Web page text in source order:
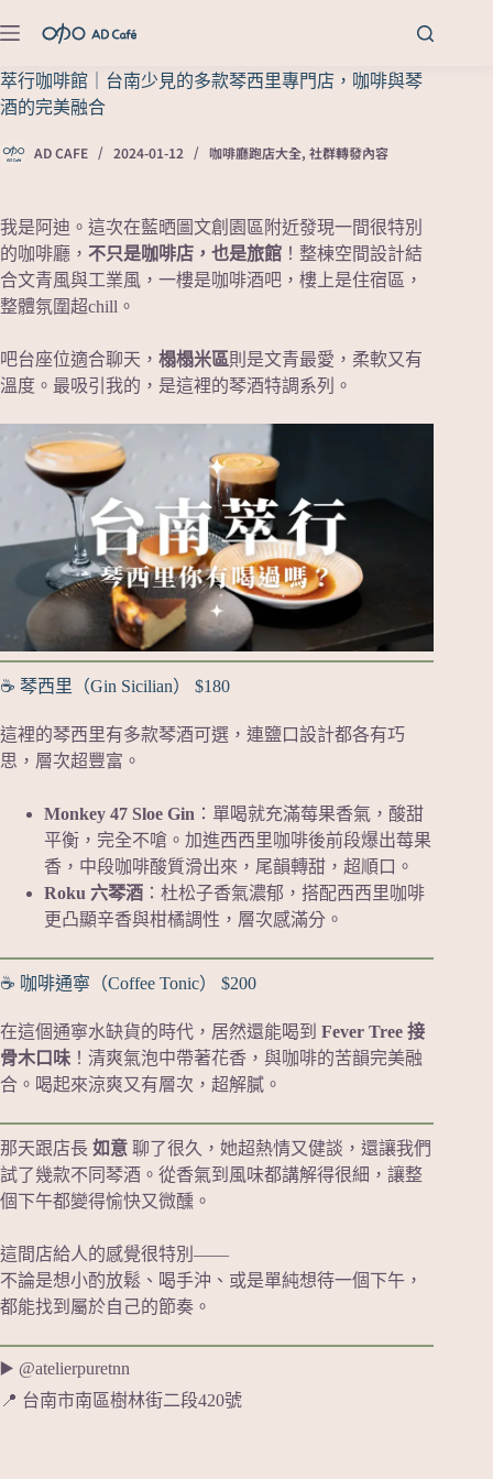
萃行咖啡館｜台南少見的多款琴西里專門店，咖啡與琴
酒的完美融合
AD CAFE 2024-01-12 咖啡廳跑店大全, 社群轉發內容
我是阿迪。這次在藍晒圖文創園區附近發現一間很特別
的咖啡廳， 不只是咖啡店，也是旅館 ！整棟空間設計結
合文青風與工業風，一樓是咖啡酒吧，樓上是住宿區，
整體氛圍超chill。
吧台座位適合聊天， 榻榻米區則是文青最愛，柔軟又有
溫度。最吸引我的，是這裡的琴酒特調系列。
☕️ 琴西里（Gin Sicilian） $180
這裡的琴西里有多款琴酒可選，連鹽口設計都各有巧
思，層次超豐富。
Monkey 47 Sloe Gin ：單喝就充滿莓果香氣，酸甜
平衡，完全不嗆。加進西西里咖啡後前段爆出莓果
香，中段咖啡酸質滑出來，尾韻轉甜，超順口。
Roku 六琴酒 ：杜松子香氣濃郁，搭配西西里咖啡
更凸顯辛香與柑橘調性，層次感滿分。
☕️ 咖啡通寧（Coffee Tonic） $200
在這個通寧水缺貨的時代，居然還能喝到 Fever Tree 接
骨木口味 ！清爽氣泡中帶著花香，與咖啡的苦韻完美融
合。喝起來涼爽又有層次，超解膩。
那天跟店長 如意 聊了很久，她超熱情又健談，還讓我們
試了幾款不同琴酒。從香氣到風味都講解得很細，讓整
個下午都變得愉快又微醺。
這間店給人的感覺很特別——
不論是想小酌放鬆、喝手沖、或是單純想待一個下午，
都能找到屬於自己的節奏。
▶️ @atelierpuretnn
📍 台南市南區樹林街二段420號